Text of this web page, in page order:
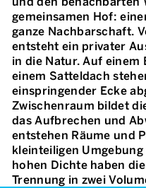
gemeinsamen Hof:
ganze Nachbarschaft.
entsteht ein privater
in die Natur. Auf
einem Satteldach
einspringender Ecke
Zwischenraum bildet
das Aufbrechen und
entstehen Räume und
kleinteiligen
hohen Dichte haben
Trennung in zwei